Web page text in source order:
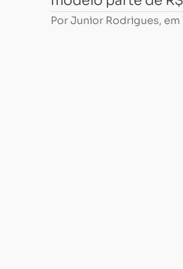
PorJunior Rodrigues, em